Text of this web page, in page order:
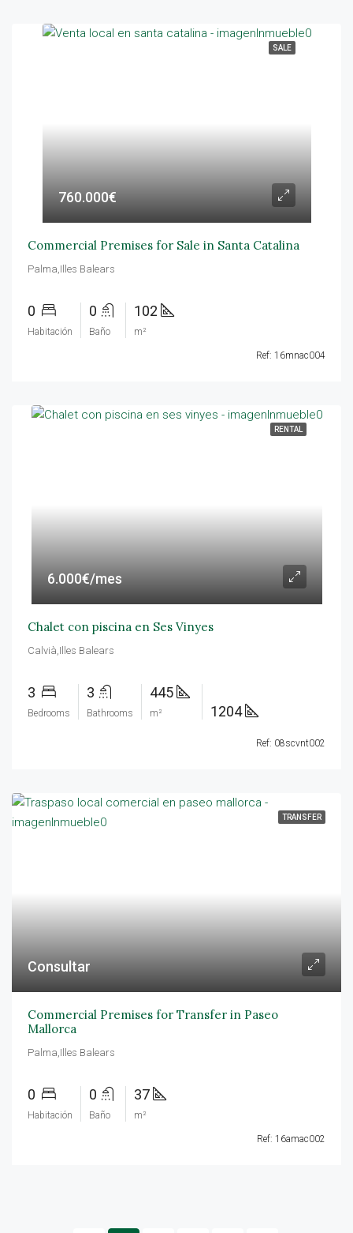
SALE
760.000€
Commercial Premises for Sale in Santa Catalina
Palma,Illes Balears
0
Habitación
0
Baño
102
m²
Ref: 16mnac004
RENTAL
6.000€/mes
Chalet con piscina en Ses Vinyes
Calvià,Illes Balears
3
Bedrooms
3
Bathrooms
445
m² 1204
Ref: 08scvnt002
TRANSFER
Consultar
Commercial Premises for Transfer in Paseo
Mallorca
Palma,Illes Balears
0
Habitación
0
Baño
37
m²
Ref: 16amac002